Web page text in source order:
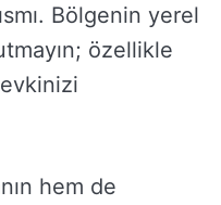
Bölgenin yerel
özellikle
hem de